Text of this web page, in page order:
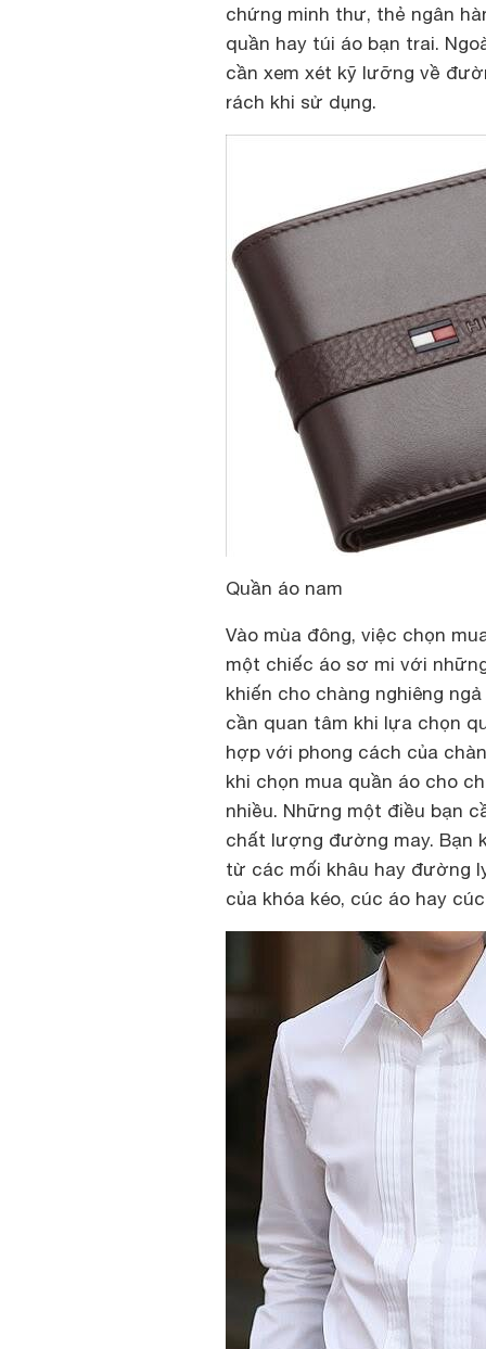
chứng minh thư, thẻ ngân
quần hay túi áo bạn trai.
cần xem xét kỹ lưỡng về
rách khi sử dụng.
Quần áo nam
Vào mùa đông, việc chọn
một chiếc áo sơ mi với
khiến cho chàng nghiêng
cần quan tâm khi lựa chọn
hợp với phong cách của
khi chọn mua quần áo cho
nhiều. Những một điều bạn
chất lượng đường may. Bạn
từ các mối khâu hay đường
của khóa kéo, cúc áo hay